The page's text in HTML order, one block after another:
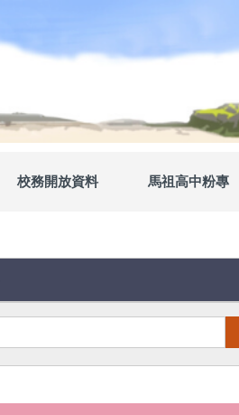
校務開放資料 馬祖高中粉專